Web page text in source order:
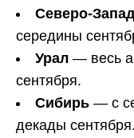
Северо-Запад
середины
Урал — весь
сентября.
Сибирь — с
декады сентября.